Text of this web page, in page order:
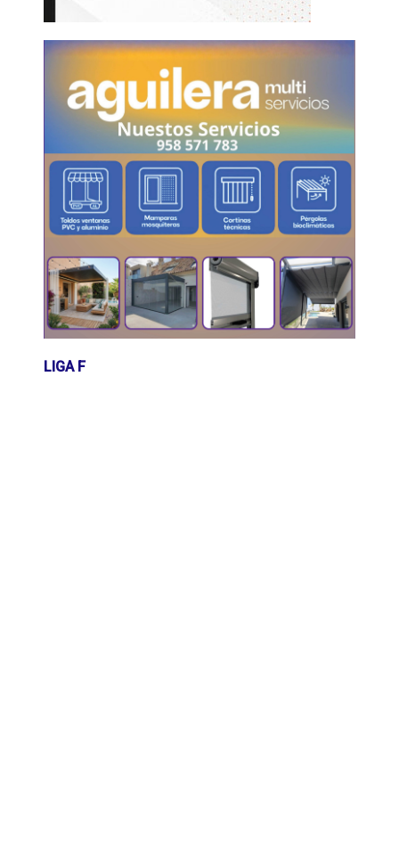
LIGA F